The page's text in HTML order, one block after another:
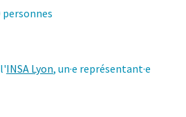
INSA Lyon, un·e représentant·e